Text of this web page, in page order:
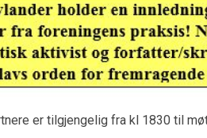
er tilgjengelig fra kl 1830 til